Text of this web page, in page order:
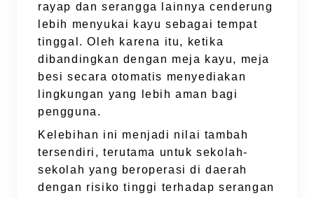
rayap dan serangga lainnya cenderung
lebih menyukai kayu sebagai tempat
tinggal. Oleh karena itu, ketika
dibandingkan dengan meja kayu, meja
besi secara otomatis menyediakan
lingkungan yang lebih aman bagi
pengguna.
Kelebihan ini menjadi nilai tambah
tersendiri, terutama untuk sekolah-
sekolah yang beroperasi di daerah
dengan risiko tinggi terhadap serangan